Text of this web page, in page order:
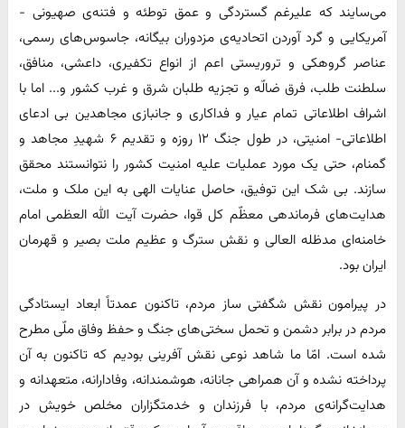
می‌سایند که علیرغم گستردگی و عمق توطئه و فتنه‌ی صهیونی -
آمریکایی و گرد آوردن اتحادیه‌ی مزدوران بیگانه، جاسوس‌های رسمی،
عناصر گروهکی و تروریستی اعم از انواع تکفیری، داعشی، منافق،
سلطنت طلب، فرق ضالّه و تجزیه طلبان شرق و غرب کشور و... اما با
اشراف اطلاعاتی تمام عیار و فداکاری و جانبازی مجاهدین بی ادعای
اطلاعاتی- امنیتی، در طول جنگ ۱۲ روزه و تقدیم ۶ شهیدِ مجاهد و
گمنام، حتی یک مورد عملیات علیه امنیت کشور را نتوانستند محقق
سازند. بی شک این توفیق، حاصل عنایات الهی به این ملک و ملت،
هدایت‌های فرماندهی معظّم کل قوا، حضرت آیت الله العظمی امام
خامنه‌ای مدظله العالی و نقش سترگ و عظیم ملت بصیر و قهرمان
ایران بود.
در پیرامون نقش شگفتی ساز مردم، تاکنون عمدتاً ابعاد ایستادگی
مردم در برابر دشمن و تحمل سختی‌های جنگ و حفظ وفاق ملّی مطرح
شده است. امّا ما شاهد نوعی نقش آفرینی بودیم که تاکنون به آن
پرداخته نشده و آن همراهی جانانه، هوشمندانه، وفادارانه، متعهدانه و
هدایت‌گرانه‌ی مردم، با فرزندان و خدمتگزاران مخلص خویش در